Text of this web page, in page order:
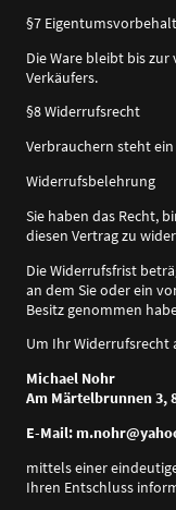
§7 Eigentumsvorbehalt
Die Ware bleibt bis
Verkäufers.
§8 Widerrufsrecht
Verbrauchern steht ein
Widerrufsbelehrung
Sie haben das Recht,
diesen Vertrag zu
Die Widerrufsfrist
an dem Sie oder ein
Besitz genommen
Um Ihr Widerrufsrecht
Michael Nohr
Am Märtelbrunnen 3,
E-Mail:
mittels einer
Ihren Entschluss